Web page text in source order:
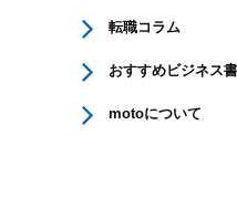
転職コラム
おすすめビジネス書
motoについて